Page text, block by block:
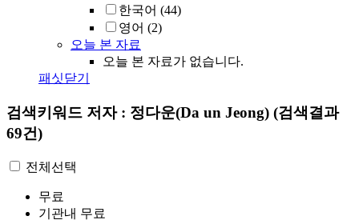
한국어 (44)
영어 (2)
오늘 본 자료
오늘 본 자료가 없습니다.
패싯닫기
검색키워드 저자 : 정다운(Da un Jeong) (검색결과
69건)
전체선택
무료
기관내 무료